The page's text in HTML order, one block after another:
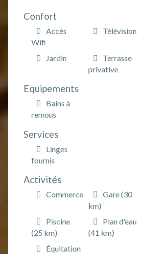
Confort
Accès
Wifi
Télévision
Jardin
Terrasse
privative
Equipements
Bains à
remous
Services
Linges
fournis
Activités
Commerce
Gare (30
km)
Piscine
(25 km)
Plan d'eau
(41 km)
Équitation